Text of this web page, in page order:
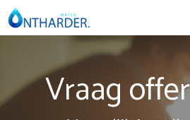
Spring
naar
Vraag